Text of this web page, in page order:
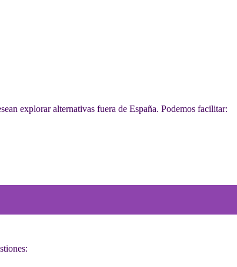
explorar alternativas fuera de España. Podemos facilitar: